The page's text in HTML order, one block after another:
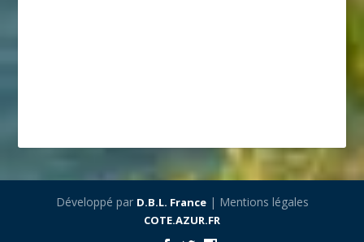
Développé par D.B.L. France| Mentions légales
COTE.AZUR.FR